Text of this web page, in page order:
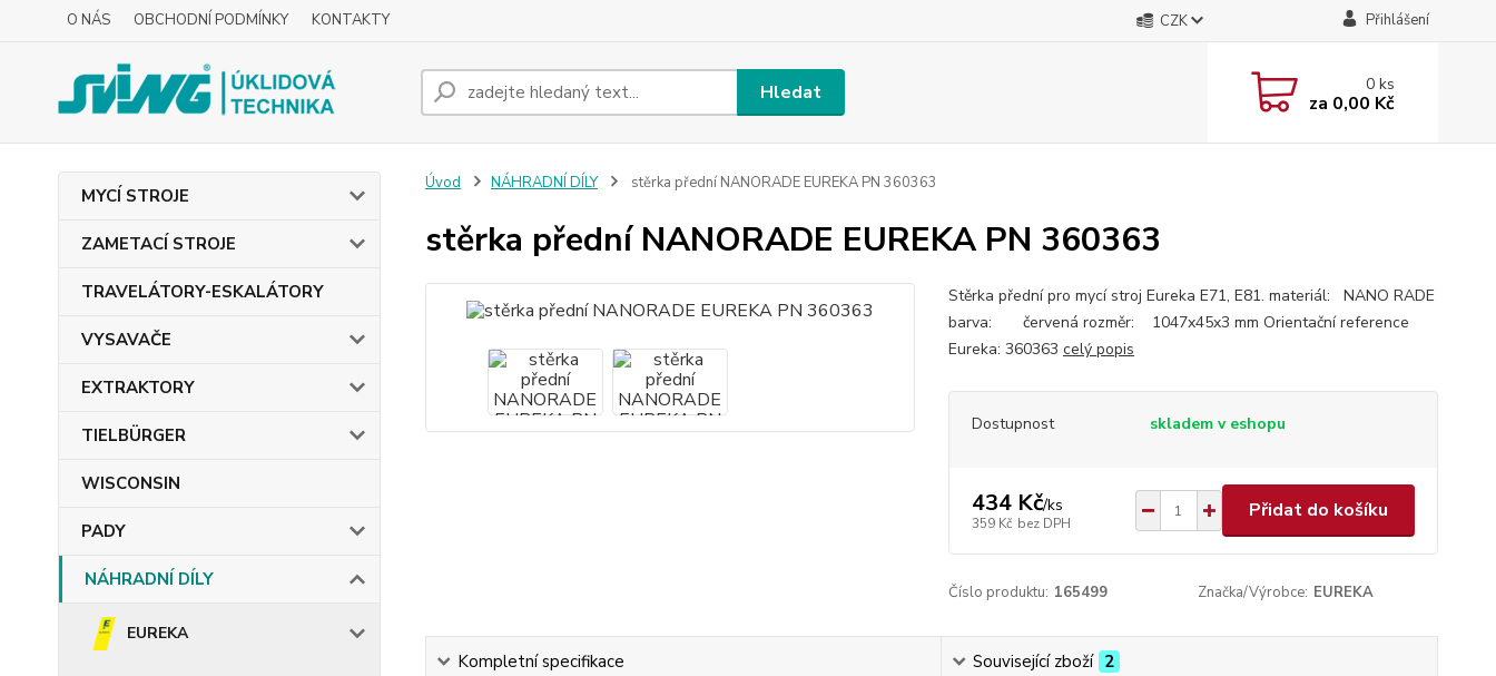
O NÁS OBCHODNÍ PODMÍNKY KONTAKTY CZK Přihlášení
Hledat 0ks
za 0,00 Kč
MYCÍ STROJE
ZAMETACÍ STROJE
TRAVELÁTORY-ESKALÁTORY
VYSAVAČE
EXTRAKTORY
TIELBÜRGER
WISCONSIN
PADY
NÁHRADNÍ DÍLY
EUREKA
Úvod NÁHRADNÍ DÍLY stěrka přední NANORADE EUREKA PN 360363
stěrka přední NANORADE EUREKA PN 360363
Stěrka přední pro mycí stroj Eureka E71, E81. materiál: NANO RADE
barva: červená rozměr: 1047x45x3 mm Orientační reference
Eureka: 360363 celý popis
Dostupnost skladem v eshopu
434 Kč/ks
359 Kč bez DPH
Přidat do košíku
Číslo produktu: 165499 Značka/Výrobce: EUREKA
Kompletní specifikace Související zboží 2